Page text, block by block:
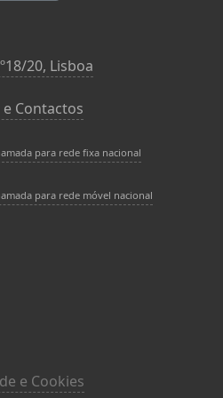
20, Lisboa
Contactos
para rede fixa nacional
para rede móvel nacional
e Cookies